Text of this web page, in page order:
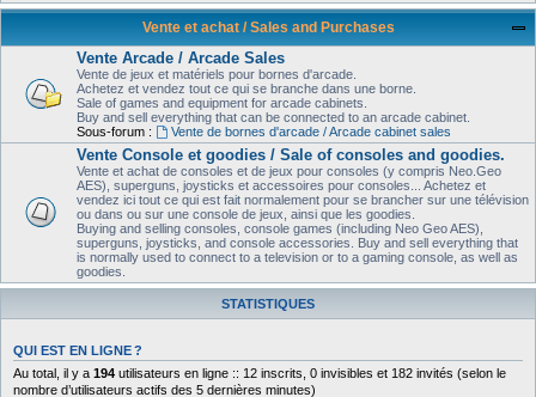
Vente et achat / Sales and Purchases
Vente Arcade / Arcade Sales
Vente de jeux et matériels pour bornes d'arcade.
Achetez et vendez tout ce qui se branche dans une borne.
Sale of games and equipment for arcade cabinets.
Buy and sell everything that can be connected to an arcade cabinet.
Sous-forum :
Vente de bornes d'arcade / Arcade cabinet sales
Vente Console et goodies / Sale of consoles and goodies.
Vente et achat de consoles et de jeux pour consoles (y compris Neo.Geo
AES), superguns, joysticks et accessoires pour consoles... Achetez et
vendez ici tout ce qui est fait normalement pour se brancher sur une télévision
ou dans ou sur une console de jeux, ainsi que les goodies.
Buying and selling consoles, console games (including Neo Geo AES),
superguns, joysticks, and console accessories. Buy and sell everything that
is normally used to connect to a television or to a gaming console, as well as
goodies.
STATISTIQUES
QUI EST EN LIGNE ?
Au total, il y a 194 utilisateurs en ligne :: 12 inscrits, 0 invisibles et 182 invités (selon le
nombre d’utilisateurs actifs des 5 dernières minutes)